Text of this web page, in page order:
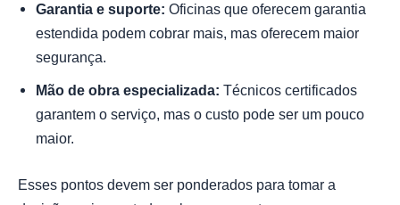
Garantia e suporte: Oficinas que oferecem garantia
estendida podem cobrar mais, mas oferecem maior
segurança.
Mão de obra especializada: Técnicos certificados
garantem o serviço, mas o custo pode ser um pouco
maior.
Esses pontos devem ser ponderados para tomar a